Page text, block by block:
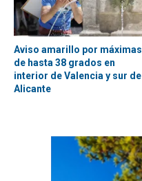
Aviso amarillo por máximas
de hasta 38 grados en
interior de Valencia y sur de
Alicante